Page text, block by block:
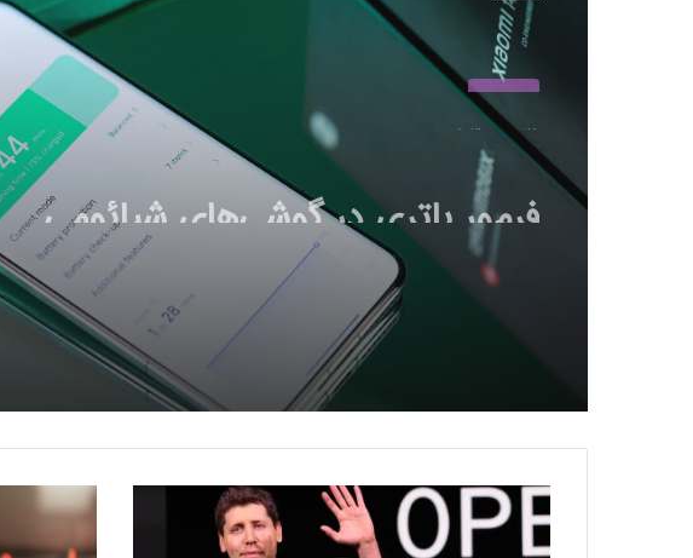
عمومی
فرم‌ور باتری در گوشی‌های شیائومی
با سیستم‌عامل HyperOS 2.0
به‌روزرسانی مخفی دریافت کرد
ا
ف
ش
گ
ش